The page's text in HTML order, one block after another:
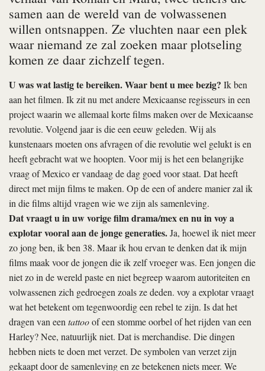
samen aan de wereld van de volwassenen
willen ontsnappen. Ze vluchten naar een plek
waar niemand ze zal zoeken maar plotseling
komen ze daar zichzelf tegen.
U was wat lastig te bereiken. Waar bent u mee bezig? Ik ben
aan het filmen. Ik zit nu met andere Mexicaanse regisseurs in een
project waarin we allemaal korte films maken over de Mexicaanse
revolutie. Volgend jaar is die een eeuw geleden. Wij als
kunstenaars moeten ons afvragen of die revolutie wel gelukt is en
heeft gebracht wat we hoopten. Voor mij is het een belangrijke
vraag of Mexico er vandaag de dag goed voor staat. Dat heeft
direct met mijn films te maken. Op de een of andere manier zal ik
in die films altijd vragen wie we zijn als samenleving.
Dat vraagt u in uw vorige filmdrama/mexen nu invoy a
explotarvooral aan de jonge generaties.Ja, hoewel ik niet meer
zo jong ben, ik ben 38. Maar ik hou ervan te denken dat ik mijn
films maak voor de jongen die ik zelf vroeger was. Een jongen die
niet zo in de wereld paste en niet begreep waarom autoriteiten en
volwassenen zich gedroegen zoals ze deden. voy a explotarvraagt
wat het betekent om tegenwoordig een rebel te zijn. Is dat het
dragen van eentattooof een stomme oorbel of het rijden van een
Harley? Nee, natuurlijk niet. Dat is merchandise. Die dingen
hebben niets te doen met verzet. De symbolen van verzet zijn
gekaapt door de samenleving en ze betekenen niets meer. We